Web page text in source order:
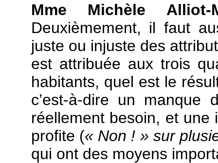
Mme Michèle Alliot-
Deuxièmement, il faut
juste ou injuste des
est attribuée aux trois
habitants, quel est le
c’est-à-dire un manque
réellement besoin, et
profite (« Non ! » sur
qui ont des moyens